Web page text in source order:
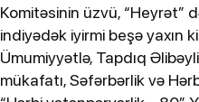
Komitəsinin üzvü, “Heyrət”
indiyədək iyirmi beşə yaxın
Ümumiyyətlə, Tapdıq
mükafatı, Səfərbərlik və